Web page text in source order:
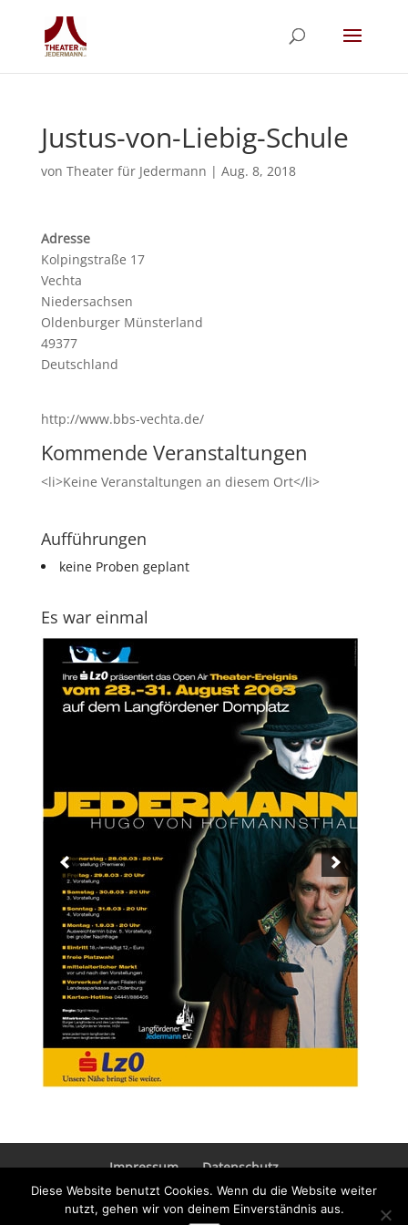
Justus-von-Liebig-Schule
von Theater für Jedermann | Aug. 8, 2018
Adresse
Kolpingstraße 17
Vechta
Niedersachsen
Oldenburger Münsterland
49377
Deutschland
http://www.bbs-vechta.de/
Kommende Veranstaltungen
<li>Keine Veranstaltungen an diesem Ort</li>
Aufführungen
keine Proben geplant
Es war einmal
Impressum Datenschutz
© Copyright: www.theater-fuer-jedermann.de -
Diese Website benutzt Cookies. Wenn du die Website weiter
nutzt, gehen wir von deinem Einverständnis aus.